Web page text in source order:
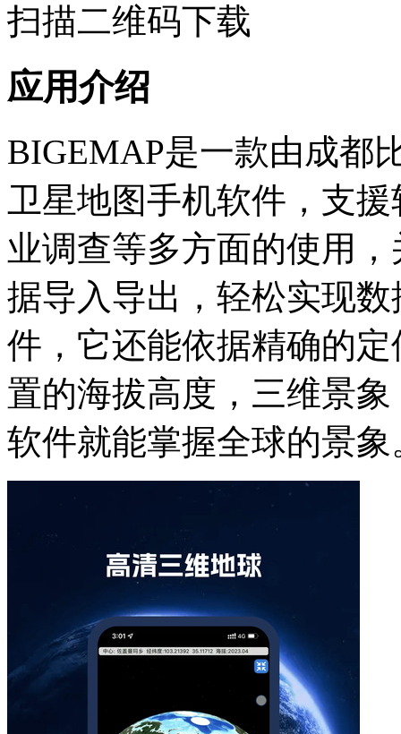
扫描二维码下载
应用介绍
BIGEMAP是一款由成都
卫星地图手机软件，支
业调查等多方面的使用
据导入导出，轻松实现
件，它还能依据精确的
置的海拔高度，三维景
软件就能掌握全球的景象